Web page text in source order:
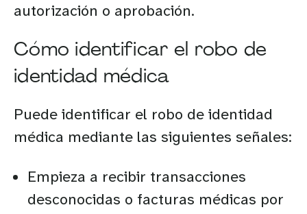
autorización o aprobación.
Cómo identificar el robo de
identidad médica
Puede identificar el robo de identidad
médica mediante las siguientes señales:
Empieza a recibir transacciones
desconocidas o facturas médicas por